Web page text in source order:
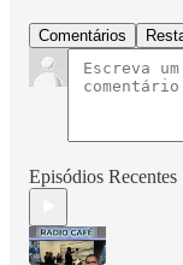
Comentários
Episódios Recentes